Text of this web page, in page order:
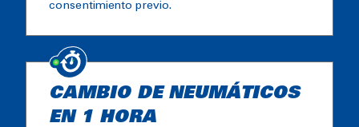
consentimiento previo.
CAMBIO DE NEUMÁTICOS
EN 1 HORA